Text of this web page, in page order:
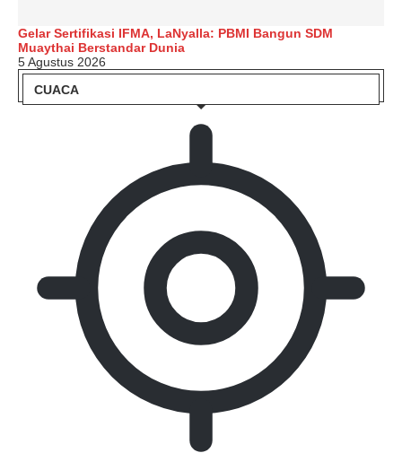
Gelar Sertifikasi IFMA, LaNyalla: PBMI Bangun SDM
Muaythai Berstandar Dunia
5 Agustus 2026
CUACA